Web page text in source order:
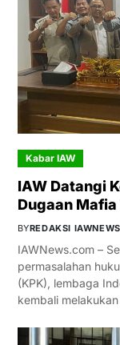
Kabar IAW
IAW Datangi
Dugaan
BYREDAKSI IAWNEWS
IAWNews.com –
permasalahan
(KPK), lembaga
kembali